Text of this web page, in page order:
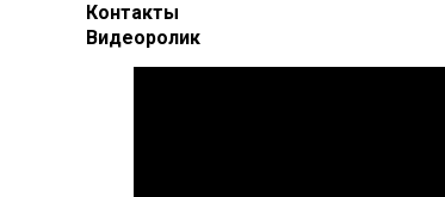
Контакты
Видеоролик